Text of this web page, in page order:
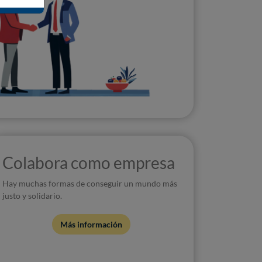
Colabora como empresa
Hay muchas formas de conseguir un mundo más
justo y solidario.
Más información